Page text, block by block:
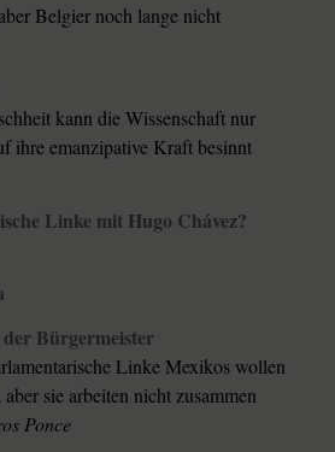
belgische Staatsbürger, aber Belgier noch lange nicht
kann die Wissenschaft nur
dienen, wenn sie sich auf ihre emanzipative Kraft besinnt
Linke mit Hugo Chávez?
Bürgermeister
Linke Mexikos wollen
sie arbeiten nicht zusammen
Ponce